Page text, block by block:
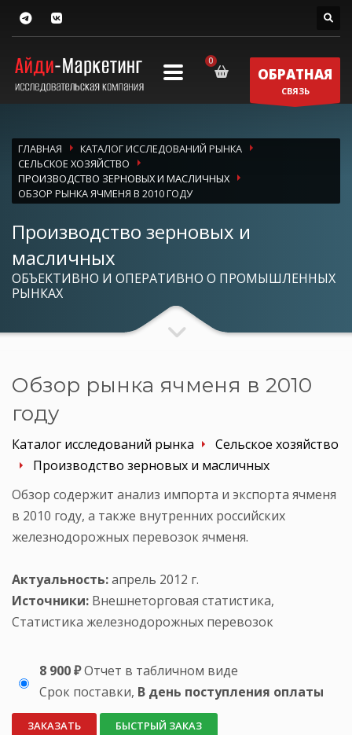
ОБРАТНАЯ
СВЯЗЬ
ГЛАВНАЯ
КАТАЛОГ ИССЛЕДОВАНИЙ РЫНКА
СЕЛЬСКОЕ ХОЗЯЙСТВО
ПРОИЗВОДСТВО ЗЕРНОВЫХ И МАСЛИЧНЫХ
ОБЗОР РЫНКА ЯЧМЕНЯ В 2010 ГОДУ
Производство зерновых и
масличных
ОБЪЕКТИВНО И ОПЕРАТИВНО О ПРОМЫШЛЕННЫХ
РЫНКАХ
Обзор рынка ячменя в 2010
году
Каталог исследований рынка
Сельское хозяйство
Производство зерновых и масличных
Обзор содержит анализ импорта и экспорта ячменя
в 2010 году, а также внутренних российских
железнодорожных перевозок ячменя.
Актуальность:апрель 2012 г.
Источники: Внешнеторговая статистика,
Статистика железнодорожных перевозок
8 900 ₽Отчет в табличном виде
Срок поставки, В день поступления оплаты
ЗАКАЗАТЬ БЫСТРЫЙ ЗАКАЗ